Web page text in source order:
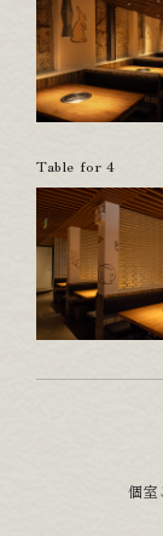
Table for 4
個室